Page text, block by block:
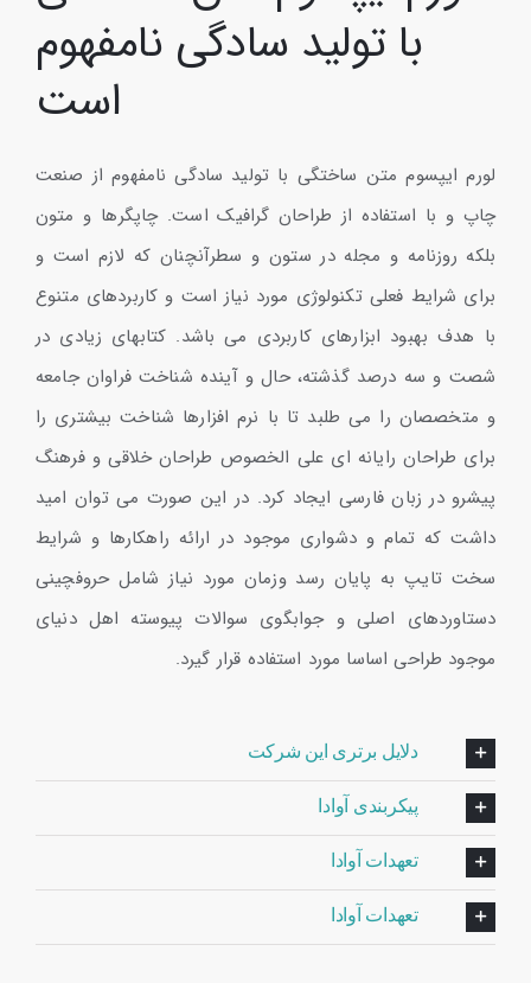
با تولید سادگی نامفهوم
است
لورم ایپسوم متن ساختگی با تولید سادگی نامفهوم از صنعت
چاپ و با استفاده از طراحان گرافیک است. چاپگرها و متون
بلکه روزنامه و مجله در ستون و سطرآنچنان که لازم است و
برای شرایط فعلی تکنولوژی مورد نیاز است و کاربردهای متنوع
با هدف بهبود ابزارهای کاربردی می باشد. کتابهای زیادی در
شصت و سه درصد گذشته، حال و آینده شناخت فراوان جامعه
و متخصصان را می طلبد تا با نرم افزارها شناخت بیشتری را
برای طراحان رایانه ای علی الخصوص طراحان خلاقی و فرهنگ
پیشرو در زبان فارسی ایجاد کرد. در این صورت می توان امید
داشت که تمام و دشواری موجود در ارائه راهکارها و شرایط
سخت تایپ به پایان رسد وزمان مورد نیاز شامل حروفچینی
دستاوردهای اصلی و جوابگوی سوالات پیوسته اهل دنیای
موجود طراحی اساسا مورد استفاده قرار گیرد.
دلایل برتری این شرکت
پیکربندی آوادا
تعهدات آوادا
تعهدات آوادا